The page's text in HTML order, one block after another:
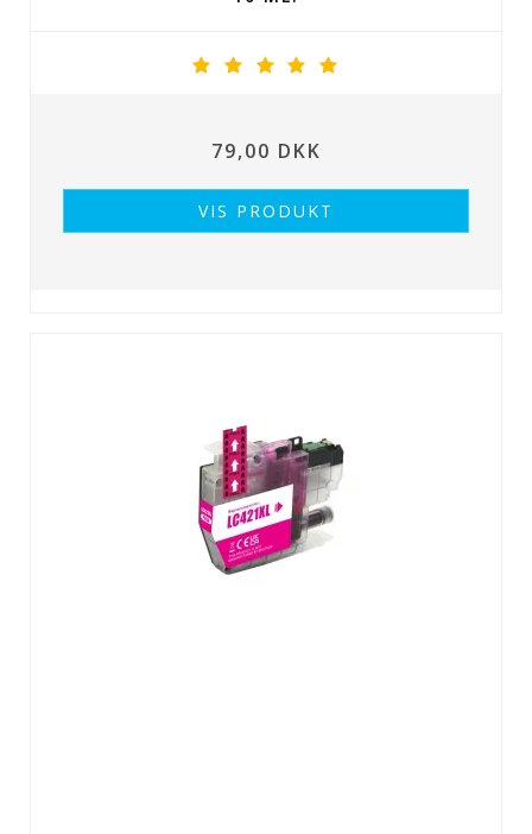
79,00 DKK
VIS PRODUKT